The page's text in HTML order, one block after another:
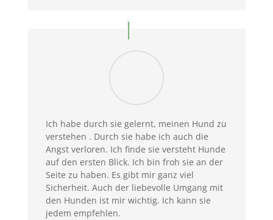
Ich habe durch sie gelernt, meinen Hund zu
verstehen . Durch sie habe ich auch die
Angst verloren. Ich finde sie versteht Hunde
auf den ersten Blick. Ich bin froh sie an der
Seite zu haben. Es gibt mir ganz viel
Sicherheit. Auch der liebevolle Umgang mit
den Hunden ist mir wichtig. Ich kann sie
jedem empfehlen.